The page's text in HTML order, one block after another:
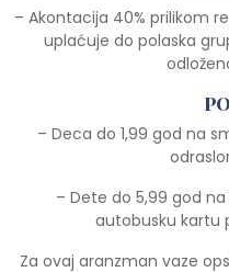
– Akontacija 40% prilikom
uplaćuje do polaska
– Deca do 1,99 god na
– Dete do 5,99 god
autobusku kartu
Za ovaj aranzman vaze